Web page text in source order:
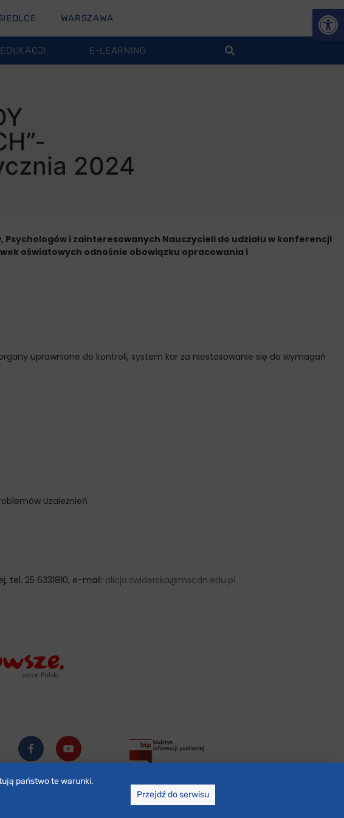
WARSZAWA
E-LEARNING
2024
i zainteresowanych Nauczycieli do udziału w konferencji
oświatowych odnośnie obowiązku opracowania i
uprawnione do kontroli, system kar za niestosowanie się do wymagań
Uzależnień
tel. 25 6331810, e-mail: alicja.swiderska@mscdn.edu.pl
Wszystkie prawa zastrzeżone © 2023
państwo te warunki.
Przejdź do serwisu